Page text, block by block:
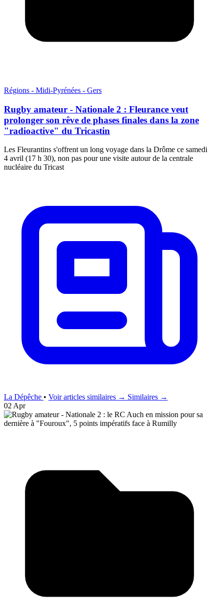
Régions - Midi-Pyrénées - Gers
Rugby amateur - Nationale 2 : Fleurance veut
prolonger son rêve de phases finales dans la zone
"radioactive" du Tricastin
Les Fleurantins s'offrent un long voyage dans la Drôme ce samedi
4 avril (17 h 30), non pas pour une visite autour de la centrale
nucléaire du Tricast
La Dépêche • Voir articles similaires → Similaires →
02 Apr